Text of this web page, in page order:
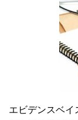
エビデンスベイ